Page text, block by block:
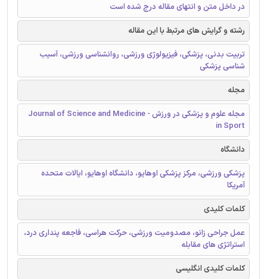
در داخل متن و انتهای مقاله درج شده است
رشته و گرایش های مرتبط با این مقاله
تربیت بدنی، پزشکی، فیزیولوژی ورزشی، روانشناسی ورزشی، آسیب
شناسی پزشکی
مجله
مجله علوم و پزشکی در ورزش - Journal of Science and Medicine
in Sport
دانشگاه
پزشکی ورزشی، مرکز پزشکی اوهایو، دانشگاه اوهایو، ایالات متحده
آمریکا
کلمات کلیدی
عمل جراحی زانو، مصدومیت ورزشی، حرکت هراسی، فاجعه پنداری درد،
استراتژی های مقابله
کلمات کلیدی انگلیسی